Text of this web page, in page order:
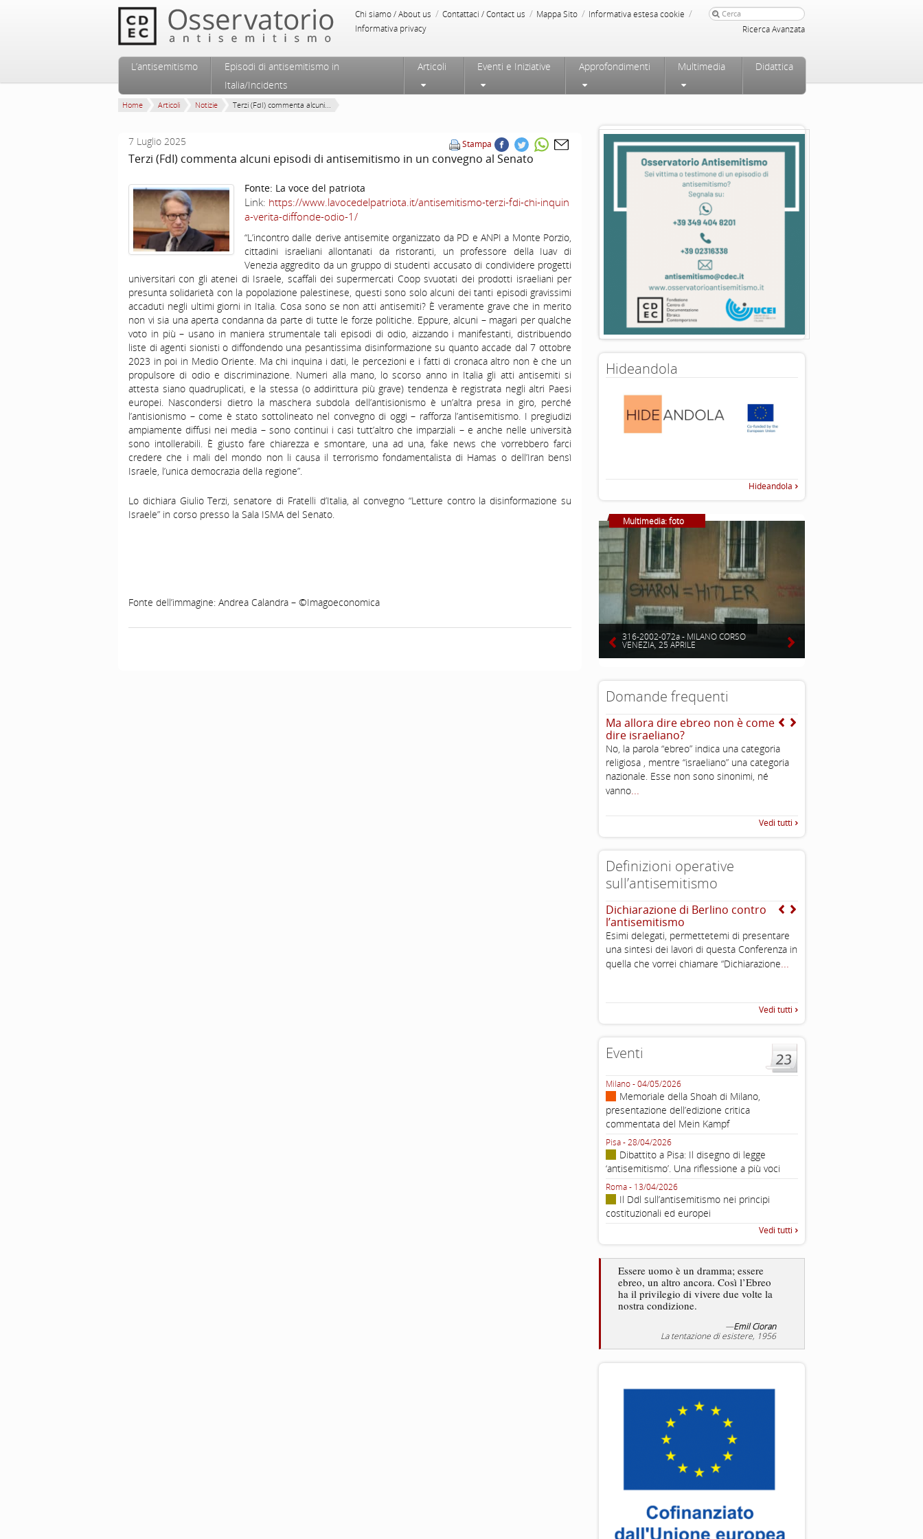
Chi siamo / About us / Contattaci / Contact us / Mappa Sito / Informativa estesa cookie /
Informativa privacy Ricerca Avanzata
Menu principale
Vai al contenuto principale
Vai al contenuto secondario
L’antisemitismo
Episodi di antisemitismo in
Italia/Incidents
Articoli Eventi e Iniziative Approfondimenti Multimedia Didattica
Home Articoli Notizie Terzi (FdI) commenta alcuni...
Stampa
7 Luglio 2025
Terzi (FdI) commenta alcuni episodi di antisemitismo in un convegno al Senato
Fonte: La voce del patriota
Link: https://www.lavocedelpatriota.it/antisemitismo-terzi-fdi-chi-inquin
a-verita-diffonde-odio-1/
“L’incontro dalle derive antisemite organizzato da PD e ANPI a Monte Porzio,
cittadini israeliani allontanati da ristoranti, un professore della Iuav di
Venezia aggredito da un gruppo di studenti accusato di condividere progetti
universitari con gli atenei di Israele, scaffali dei supermercati Coop svuotati dei prodotti israeliani per
presunta solidarietà con la popolazione palestinese, questi sono solo alcuni dei tanti episodi gravissimi
accaduti negli ultimi giorni in Italia. Cosa sono se non atti antisemiti? È veramente grave che in merito
non vi sia una aperta condanna da parte di tutte le forze politiche. Eppure, alcuni – magari per qualche
voto in più – usano in maniera strumentale tali episodi di odio, aizzando i manifestanti, distribuendo
liste di agenti sionisti o diffondendo una pesantissima disinformazione su quanto accade dal 7 ottobre
2023 in poi in Medio Oriente. Ma chi inquina i dati, le percezioni e i fatti di cronaca altro non è che un
propulsore di odio e discriminazione. Numeri alla mano, lo scorso anno in Italia gli atti antisemiti si
attesta siano quadruplicati, e la stessa (o addirittura più grave) tendenza è registrata negli altri Paesi
europei. Nascondersi dietro la maschera subdola dell’antisionismo è un’altra presa in giro, perché
l’antisionismo – come è stato sottolineato nel convegno di oggi – rafforza l’antisemitismo. I pregiudizi
ampiamente diffusi nei media – sono continui i casi tutt’altro che imparziali – e anche nelle università
sono intollerabili. È giusto fare chiarezza e smontare, una ad una, fake news che vorrebbero farci
credere che i mali del mondo non li causa il terrorismo fondamentalista di Hamas o dell’Iran bensì
Israele, l’unica democrazia della regione”.
Lo dichiara Giulio Terzi, senatore di Fratelli d’Italia, al convegno “Letture contro la disinformazione su
Israele” in corso presso la Sala ISMA del Senato.
Fonte dell’immagine: Andrea Calandra – ©Imagoeconomica
Hideandola
Hideandola
Multimedia: foto
316-2002-072a - MILANO CORSO
VENEZIA, 25 APRILE
Domande frequenti
Ma allora dire ebreo non è come
dire israeliano?
No, la parola “ebreo” indica una categoria
religiosa , mentre “israeliano” una categoria
nazionale. Esse non sono sinonimi, né
vanno...
Vedi tutti
Definizioni operative
sull’antisemitismo
Dichiarazione di Berlino contro
l’antisemitismo
Esimi delegati, permettetemi di presentare
una sintesi dei lavori di questa Conferenza in
quella che vorrei chiamare “Dichiarazione...
Vedi tutti
Eventi
Milano - 04/05/2026
Memoriale della Shoah di Milano,
presentazione dell’edizione critica
commentata del Mein Kampf
Pisa - 28/04/2026
Dibattito a Pisa: Il disegno di legge
‘antisemitismo’. Una riflessione a più voci
Roma - 13/04/2026
Il Ddl sull’antisemitismo nei principi
costituzionali ed europei
Vedi tutti
Essere uomo è un dramma; essere
ebreo, un altro ancora. Così l’Ebreo
ha il privilegio di vivere due volte la
nostra condizione.
—Emil Cioran
La tentazione di esistere, 1956